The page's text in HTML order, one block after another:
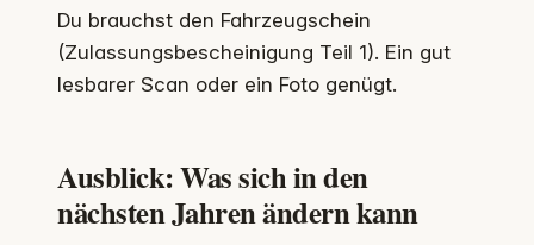
Du brauchst den Fahrzeugschein
(Zulassungsbescheinigung Teil 1). Ein gut
lesbarer Scan oder ein Foto genügt.
Ausblick: Was sich in den
nächsten Jahren ändern kann